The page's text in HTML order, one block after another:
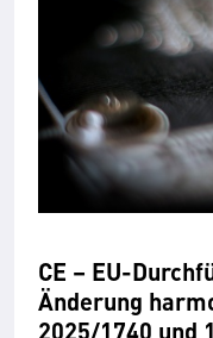
CE – EU-
Änderung
2025/1740 und